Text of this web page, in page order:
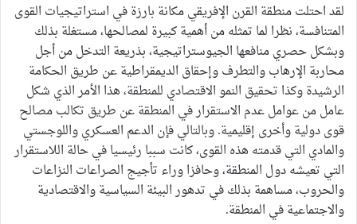
لقد احتلت منطقة القرن الإفريقي مكانة بارزة في استراتيجيات القوى
المتنافسة، نظرا لما تمثله من أهمية كبيرة لمصالحها، مستغلة بذلك
وبشكل حصري منافعها الجيوستراتيجية، بذريعة التدخل من أجل
محاربة الإرهاب والتطرف وإحقاق الديمقراطية عن طريق الحكامة
الرشيدة وكذا تحقيق النمو الاقتصادي للمنطقة، هذا الأمر الذي شكل
عامل من عوامل عدم الاستقرار في المنطقة عن طريق تكالب مصالح
قوى دولية وأخرى إقليمية. وبالتالي فإن الدعم العسكري واللوجستي
والمادي التي قدمته هذه القوى، كانت سببا رئيسيا في حالة اللاستقرار
التي تعيشه دول المنطقة، وحافزا وراء تأجيج الصراعات النزاعات
والحروب، مساهمة بذلك في تدهور البيئة السياسية والاقتصادية
والاجتماعية في المنطقة.